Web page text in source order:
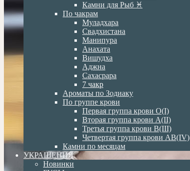
Камни для Рыб ♓️
По чакрам
Муладхара
Свадхистана
Манипура
Анахата
Вишудха
Аджна
Сахасрара
7 чакр
Ароматы по Зодиаку
По группе крови
Первая группа крови О(I)
Вторая группа крови А(II)
Третья группа крови В(III)
Четвертая группа крови АВ(IV)
Камни по месяцам
УКРАШЕНИЯ
Новинки